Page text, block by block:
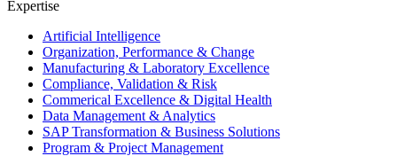
Expertise
Artificial Intelligence
Organization, Performance & Change
Manufacturing & Laboratory Excellence
Compliance, Validation & Risk
Commerical Excellence & Digital Health
Data Management & Analytics
SAP Transformation & Business Solutions
Program & Project Management